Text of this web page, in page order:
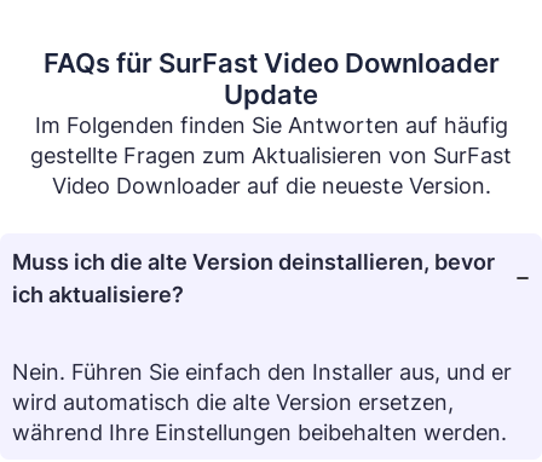
FAQs für SurFast Video Downloader
Update
Im Folgenden finden Sie Antworten auf häufig
gestellte Fragen zum Aktualisieren von SurFast
Video Downloader auf die neueste Version.
Muss ich die alte Version deinstallieren, bevor
ich aktualisiere?
Nein. Führen Sie einfach den Installer aus, und er
wird automatisch die alte Version ersetzen,
während Ihre Einstellungen beibehalten werden.